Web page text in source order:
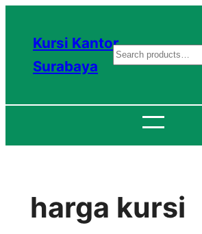
konten
Kursi Kantor
Surabaya
S
a
c
harga kursi